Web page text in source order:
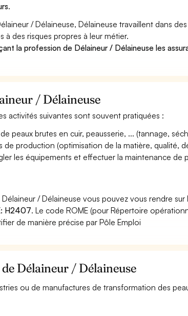
.
/ Délaineuse, Délaineuse travaillent dans des
des risques propres à leur métier.
la profession de Délaineur / Délaineuse les
/ Délaineuse
activités suivantes sont souvent pratiquées :
peaux brutes en cuir, peausserie, ... (tannage,
production (optimisation de la matière, qualité,
les équipements et effectuer la maintenance de
/ Délaineuse vous pouvez vous rendre sur
H2407. Le code ROME (pour Répertoire
de manière précise par Pôle Emploi
Délaineur / Délaineuse
ou de manufactures de transformation des